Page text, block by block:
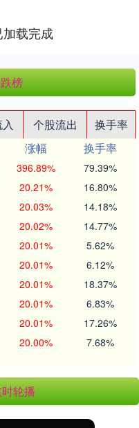
载完成
榜
个股流出
换手率
涨幅
换手率
396.89% 79.39%
20.21% 16.80%
20.03% 14.18%
20.02% 14.77%
20.01% 5.62%
20.01% 6.12%
20.01% 18.37%
20.01% 6.83%
20.01% 17.26%
20.00% 7.68%
轮播